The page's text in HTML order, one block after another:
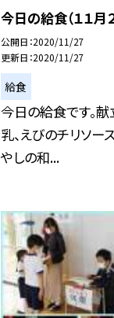
今日の給食（１１月
公開日 2020/11/27
更新日 2020/11/27
給食
今日の給食です。献
乳、えびのチリソー
やしの和...